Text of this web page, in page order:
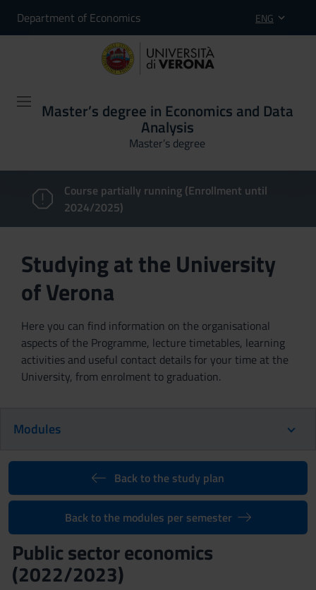
Department of Economics ENG
Master’s degree in Economics and Data
Analysis
Master’s degree
Course partially running (Enrollment until
2024/2025)
Studying at the University
of Verona
Here you can find information on the organisational
aspects of the Programme, lecture timetables, learning
activities and useful contact details for your time at the
University, from enrolment to graduation.
Modules
Back to the study plan
Back to the modules per semester
Public sector economics
(2022/2023)